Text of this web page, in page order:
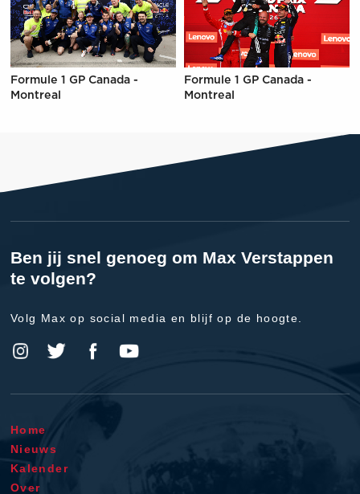
Formule 1 GP Canada -
Montreal
Formule 1 GP Canada -
Montreal
Ben jij snel genoeg om Max Verstappen
te volgen?
Volg Max op social media en blijf op de hoogte.
Home
Nieuws
Kalender
Over